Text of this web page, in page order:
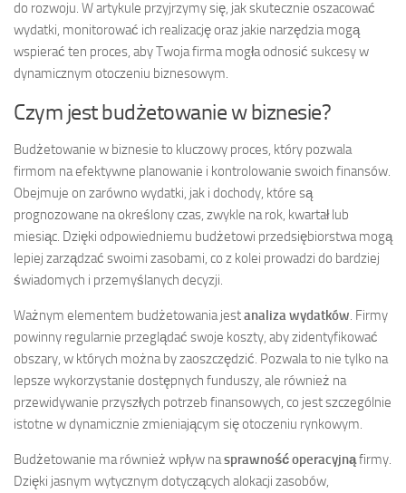
do rozwoju. W artykule przyjrzymy się, jak skutecznie oszacować
wydatki, monitorować ich realizację oraz jakie narzędzia mogą
wspierać ten proces, aby Twoja firma mogła odnosić sukcesy w
dynamicznym otoczeniu biznesowym.
Czym jest budżetowanie w biznesie?
Budżetowanie w biznesie to kluczowy proces, który pozwala
firmom na efektywne planowanie i kontrolowanie swoich finansów.
Obejmuje on zarówno wydatki, jak i dochody, które są
prognozowane na określony czas, zwykle na rok, kwartał lub
miesiąc. Dzięki odpowiedniemu budżetowi przedsiębiorstwa mogą
lepiej zarządzać swoimi zasobami, co z kolei prowadzi do bardziej
świadomych i przemyślanych decyzji.
Ważnym elementem budżetowania jestanaliza wydatków. Firmy
powinny regularnie przeglądać swoje koszty, aby zidentyfikować
obszary, w których można by zaoszczędzić. Pozwala to nie tylko na
lepsze wykorzystanie dostępnych funduszy, ale również na
przewidywanie przyszłych potrzeb finansowych, co jest szczególnie
istotne w dynamicznie zmieniającym się otoczeniu rynkowym.
Budżetowanie ma również wpływ nasprawność operacyjnąfirmy.
Dzięki jasnym wytycznym dotyczących alokacji zasobów,